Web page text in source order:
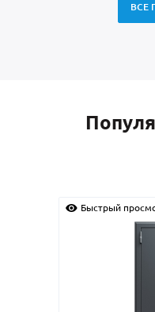
ВСЕ
Быстрый просмотр